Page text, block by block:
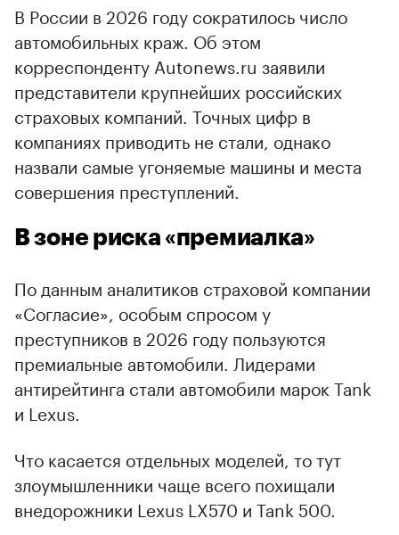
В России в 2026 году сократилось число
автомобильных краж. Об этом
корреспонденту Autonews.ru заявили
представители крупнейших российских
страховых компаний. Точных цифр в
компаниях приводить не стали, однако
назвали самые угоняемые машины и места
совершения преступлений.
В зоне риска «премиалка»
00:00 / 00:00
По данным аналитиков страховой компании
«Согласие», особым спросом у
преступников в 2026 году пользуются
премиальные автомобили. Лидерами
антирейтинга стали автомобили марок Tank
и Lexus.
Что касается отдельных моделей, то тут
злоумышленники чаще вcего похищали
внедорожники Lexus LX570 и Tank 500.